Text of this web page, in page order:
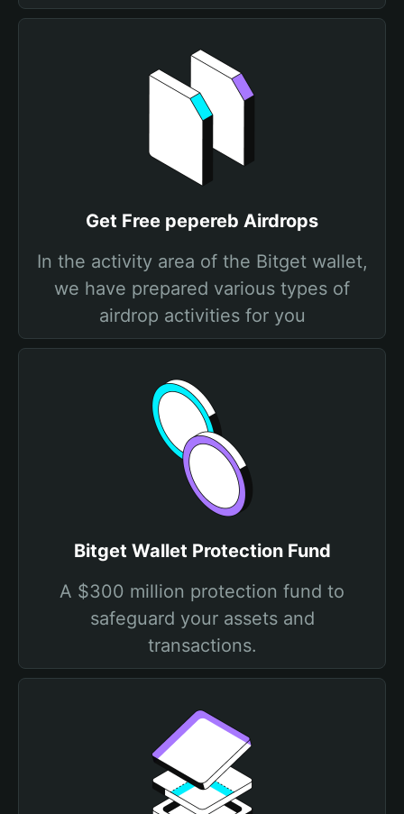
Get Free pepereb Airdrops
In the activity area of the Bitget wallet,
we have prepared various types of
airdrop activities for you
Bitget Wallet Protection Fund
A $300 million protection fund to
safeguard your assets and
transactions.